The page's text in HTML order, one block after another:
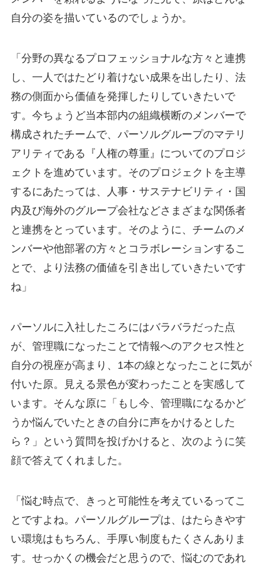
自分の姿を描いているのでしょうか。
「分野の異なるプロフェッショナルな方々と連携
し、一人ではたどり着けない成果を出したり、法
務の側面から価値を発揮したりしていきたいで
す。今ちょうど当本部内の組織横断のメンバーで
構成されたチームで、パーソルグループのマテリ
アリティである『人権の尊重』についてのプロジ
ェクトを進めています。そのプロジェクトを主導
するにあたっては、人事・サステナビリティ・国
内及び海外のグループ会社などさまざまな関係者
と連携をとっています。そのように、チームのメ
ンバーや他部署の方々とコラボレーションするこ
とで、より法務の価値を引き出していきたいです
ね」
パーソルに入社したころにはバラバラだった点
が、管理職になったことで情報へのアクセス性と
自分の視座が高まり、1本の線となったことに気が
付いた原。見える景色が変わったことを実感して
います。そんな原に「もし今、管理職になるかど
うか悩んでいたときの自分に声をかけるとした
ら？」という質問を投げかけると、次のように笑
顔で答えてくれました。
「悩む時点で、きっと可能性を考えているってこ
とですよね。パーソルグループは、はたらきやす
い環境はもちろん、手厚い制度もたくさんありま
す。せっかくの機会だと思うので、悩むのであれ